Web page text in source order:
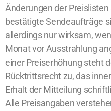
Änderungen der
bestätigte Sendeaufträge
allerdings nur wirksam,
Monat vor Ausstrahlung
einer Preiserhöhung steht
Rücktrittsrecht zu, das
Erhalt der Mitteilung
Alle Preisangaben